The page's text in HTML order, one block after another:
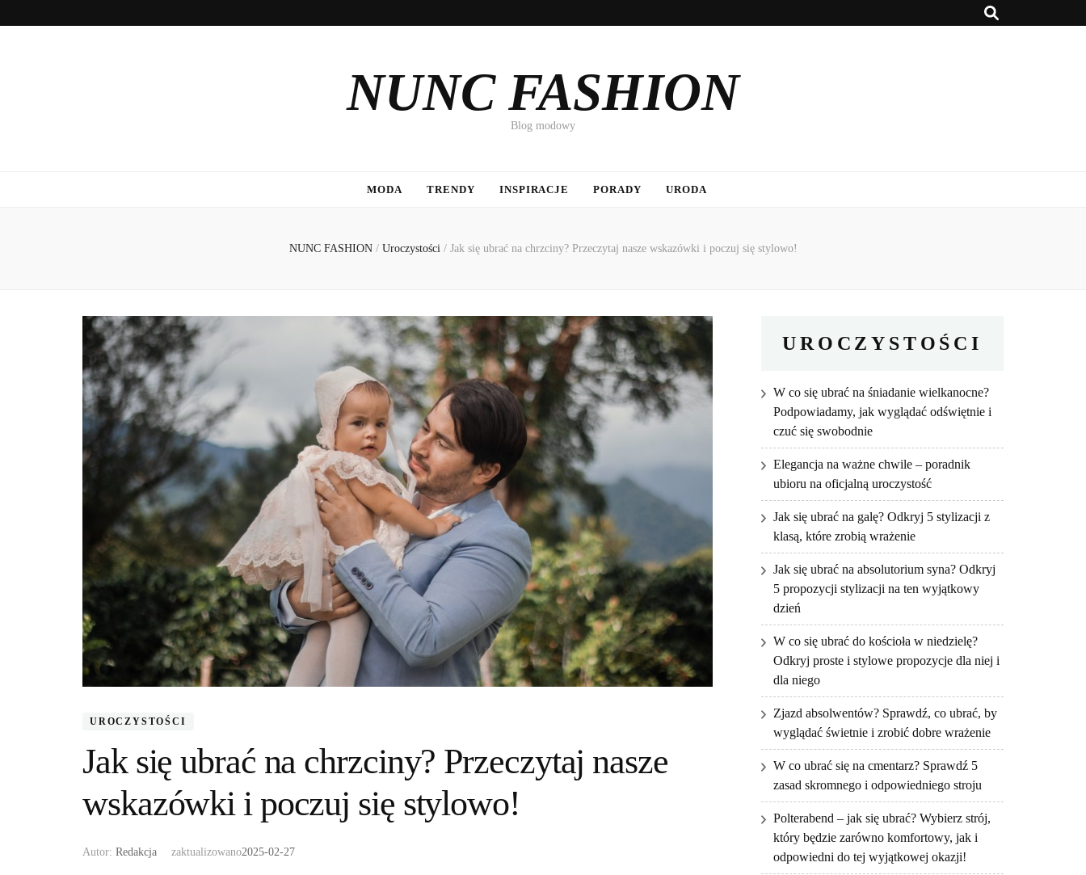
NUNC FASHION
Blog modowy
MODA TRENDY INSPIRACJE PORADY URODA
NUNC FASHION / Uroczystości / Jak się ubrać na chrzciny? Przeczytaj nasze wskazówki i poczuj się stylowo!
UROCZYSTOŚCI
Jak się ubrać na chrzciny? Przeczytaj nasze
wskazówki i poczuj się stylowo!
Autor: Redakcja zaktualizowano2025-02-27
UROCZYSTOŚCI
W co się ubrać na śniadanie wielkanocne?
Podpowiadamy, jak wyglądać odświętnie i
czuć się swobodnie
Elegancja na ważne chwile – poradnik
ubioru na oficjalną uroczystość
Jak się ubrać na galę? Odkryj 5 stylizacji z
klasą, które zrobią wrażenie
Jak się ubrać na absolutorium syna? Odkryj
5 propozycji stylizacji na ten wyjątkowy
dzień
W co się ubrać do kościoła w niedzielę?
Odkryj proste i stylowe propozycje dla niej i
dla niego
Zjazd absolwentów? Sprawdź, co ubrać, by
wyglądać świetnie i zrobić dobre wrażenie
W co ubrać się na cmentarz? Sprawdź 5
zasad skromnego i odpowiedniego stroju
Polterabend – jak się ubrać? Wybierz strój,
który będzie zarówno komfortowy, jak i
odpowiedni do tej wyjątkowej okazji!